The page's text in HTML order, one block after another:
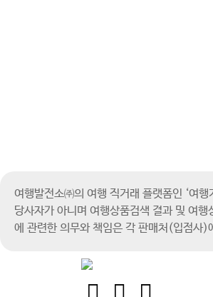
여행발전소㈜의 여행 직거래 플랫폼인 ‘여행
당사자가 아니며 여행상품검색 결과 및 여행
에 관련한 의무와 책임은 각 판매처(입점사)